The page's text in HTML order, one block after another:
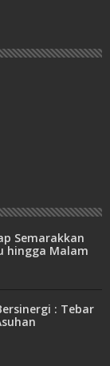
Semarakkan
hingga Malam
: Tebar